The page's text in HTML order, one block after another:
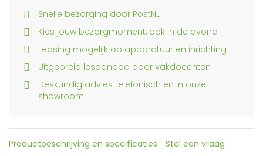
Snelle bezorging door PostNL
Kies jouw bezorgmoment, ook in de avond
Leasing mogelijk op apparatuur en inrichting
Uitgebreid lesaanbod door vakdocenten
Deskundig advies telefonisch en in onze
showroom
Productbeschrijving en specificaties Stel een vraag